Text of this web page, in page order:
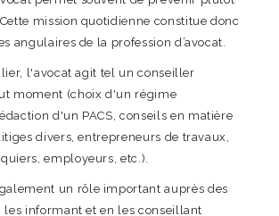
mission quotidienne constitue donc
angulaires de la profession d’avocat.
l'avocat agit tel un conseiller
moment (choix d'un régime
d'un PACS, conseils en matière
divers, entrepreneurs de travaux,
employeurs, etc.).
un rôle important auprès des
les informant et en les conseillant